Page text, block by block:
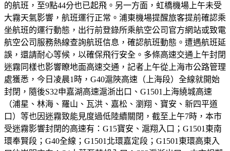
的航班，至9點44分也已起飛。另一方面，虹橋機場上午未受
大霧天氣影響，航班運行正常。浦東機場提醒旅客提前確認乘
坐航班的運行動態，出行前登錄所乘航空公司官方網站或致電
航空公司服務熱線查詢航班信息，確認航班動態。遭遇航班延
誤，還請耐心等候，以確保飛行安全。多條高速交通上午封閉
迷霧同樣也影響瞭地面高速交通，記者上午從上海市公路管理
處獲悉，今日凌晨1時，G40滬陜高速（上海段）全線就開始
封閉，隨後S32申嘉湖高速滬浙出口、G1501上海繞城高速
（浦星、林海、羅山、瓦洪、嘉松、瀏翔、寶安、新四平道
口）等也因迷霧致能見度過低陸續關閉，截至上午7時，本市
受迷霧影響封閉的高速有：G15寶安、滬翔入口；G1501東南
環奉賢段；G40全線；G1501北環嘉定段；G1501東環高東入